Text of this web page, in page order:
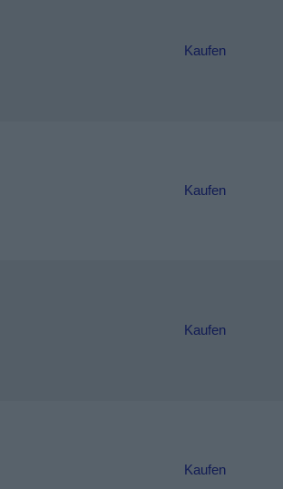
Kaufen
Kaufen
Kaufen
Kaufen